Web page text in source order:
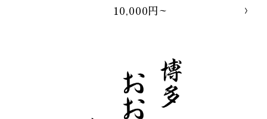
10,000円~